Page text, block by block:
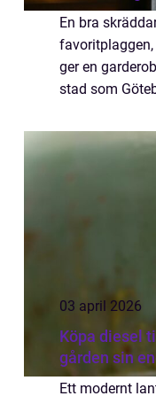
En bra
ger en
stad som
jeansen nöts,
03 april 2026
Köpa diesel till
gården sin
Ett modernt